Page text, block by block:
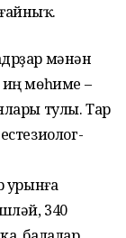
мәнән
иң мөһиме –
тулы. Тар
урынға
340